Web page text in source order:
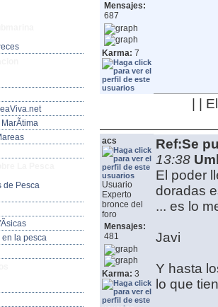
MarÃ­tima
de Pesca
la pesca
Mensajes:
687
Karma: 7
| |
acs
Usuario
Experto
bronce del
foro
Mensajes:
481
Karma: 3
Ref:Se
13:38
El poder
doradas
... es lo
Javi
Y hasta
lo que